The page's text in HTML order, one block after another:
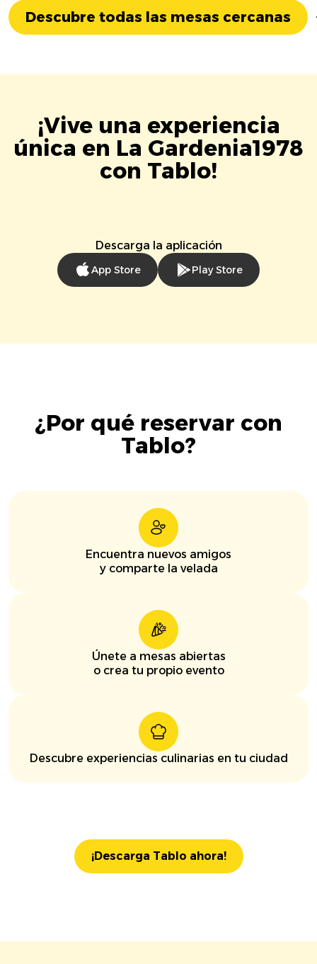
Descubre todas las mesas cercanas
¡Vive una experiencia
única en La Gardenia1978
con Tablo!
Descarga la aplicación
App Store Play Store
¿Por qué reservar con
Tablo?
Encuentra nuevos amigos
y comparte la velada
Únete a mesas abiertas
o crea tu propio evento
Descubre experiencias culinarias en tu ciudad
¡Descarga Tablo ahora!